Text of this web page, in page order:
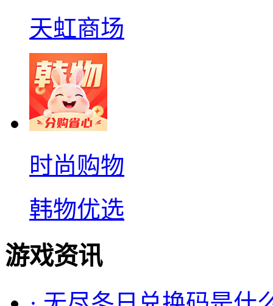
天虹商场
时尚购物
韩物优选
游戏资讯